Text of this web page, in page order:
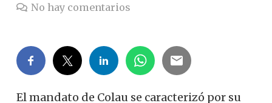
No hay comentarios
El mandato de Colau se caracterizó por su